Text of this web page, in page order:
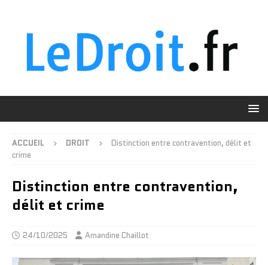
ACCUEIL DROIT
Distinction entre contravention, délit et
crime
Distinction entre contravention,
délit et crime
24/10/2025 Amandine Chaillot